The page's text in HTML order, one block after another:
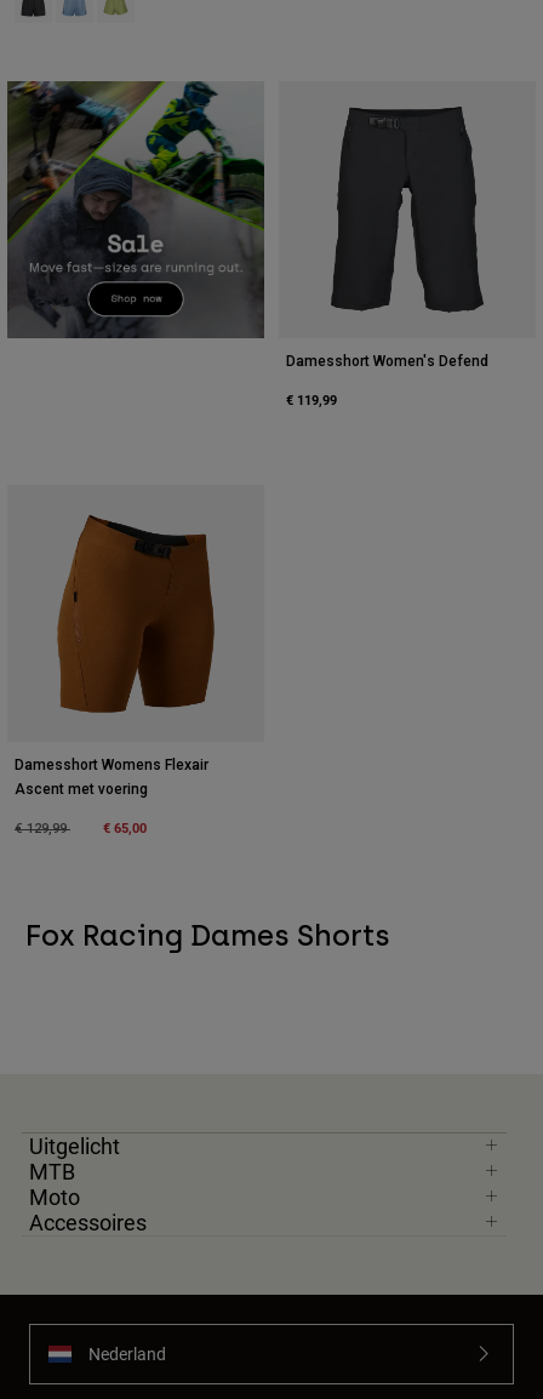
Damesshort Women's Defend
€ 119,99
Damesshort Womens Flexair
Ascent met voering
Price reduced from
€ 129,99to € 65,00
Fox Racing Dames Shorts
Uitgelicht
MTB
Moto
Accessoires
Nederland